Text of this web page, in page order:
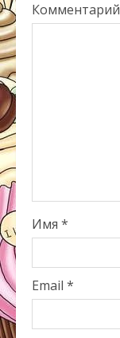
Комментарий
Имя *
Email *